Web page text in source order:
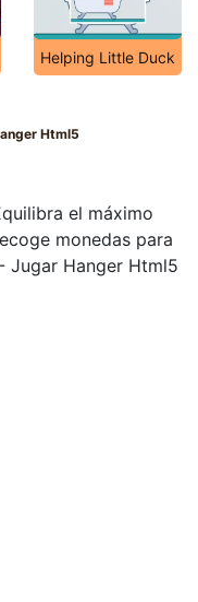
Helping Little Duck
Html5
el máximo
monedas para
Jugar Hanger Html5